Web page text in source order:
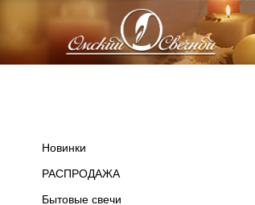
Новинки
РАСПРОДАЖА
Бытовые свечи